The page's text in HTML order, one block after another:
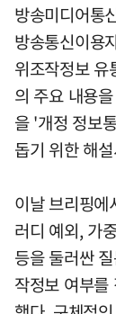
방송미디어통
방송통신이용
위조작정보 유
의 주요 내용
을 '개정 정보
돕기 위한 해
이날 브리핑
러디 예외, 가
등을 둘러싼
작정보 여부를